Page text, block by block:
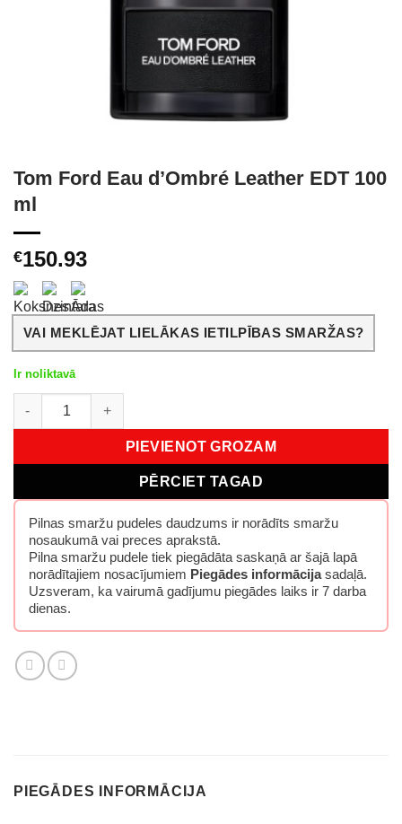
Tom Ford Eau d’Ombré Leather EDT 100
ml
€150.93
VAI MEKLĒJAT LIELĀKAS IETILPĪBAS SMARŽAS?
Ir noliktavā
Tom Ford Eau d'Ombré Leather EDT 100 ml daudzums
PIEVIENOT GROZAM
PĒRCIET TAGAD
Pilnas smaržu pudeles daudzums ir norādīts smaržu
nosaukumā vai preces aprakstā.
Pilna smaržu pudele tiek piegādāta saskaņā ar šajā lapā
norādītajiem nosacījumiem Piegādes informācijasadaļā.
Uzsveram, ka vairumā gadījumu piegādes laiks ir 7 darba
dienas.
PIEGĀDES INFORMĀCIJA